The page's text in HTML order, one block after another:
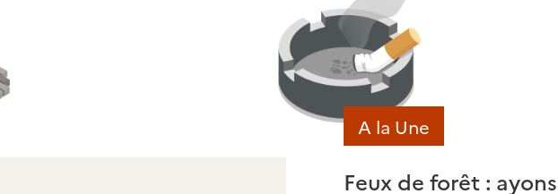
A la Une
Feux de forêt :